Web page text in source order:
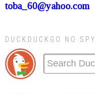
toba_60@yahoo.com
DUCKDUCKGO NO SPY